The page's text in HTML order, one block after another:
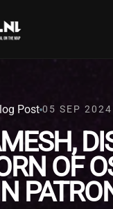
Post 05 SEP 2024
OF